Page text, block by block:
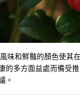
味和鮮豔的顏色使其
的多方面益處而備受
。